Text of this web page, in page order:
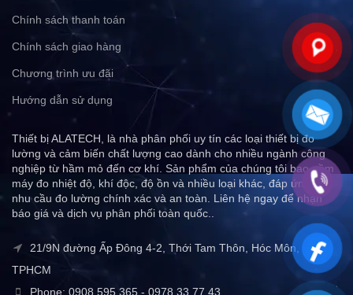
Chính sách thanh toán
Chính sách giao hàng
Chương trình ưu đãi
Hướng dẫn sử dụng
Thiết bị ALATECH, là nhà phân phối uy tín các loại thiết bị đo
lường và cảm biến chất lượng cao dành cho nhiều ngành công
nghiệp từ hầm mỏ đến cơ khí. Sản phẩm của chúng tôi bao gồm
máy đo nhiệt độ, khí độc, độ ồn và nhiều loại khác, đáp ứng mọi
nhu cầu đo lường chính xác và an toàn. Liên hệ ngay để nhận
báo giá và dịch vụ phân phối toàn quốc..
21/9N đường Ấp Đông 4-2, Thới Tam Thôn, Hóc Môn,
TPHCM
Phone: 0908 595 365 - 0978 33 77 43